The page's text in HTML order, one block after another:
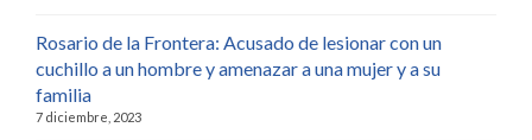
Rosario de la Frontera: Acusado de lesionar con un
cuchillo a un hombre y amenazar a una mujer y a su
familia
7 diciembre, 2023